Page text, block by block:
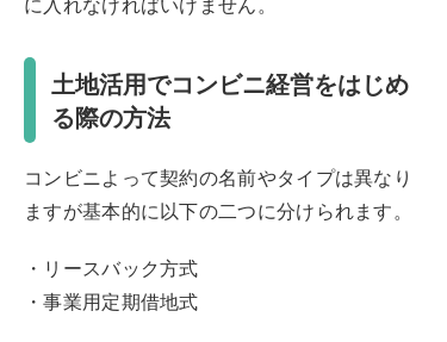
土地活用でコンビニ経営をはじめ
る際の方法
コンビニよって契約の名前やタイプは異なり
ますが基本的に以下の二つに分けられます。
・リースバック方式
・事業用定期借地式